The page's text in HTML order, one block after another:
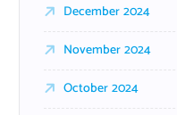
December 2024
November 2024
October 2024